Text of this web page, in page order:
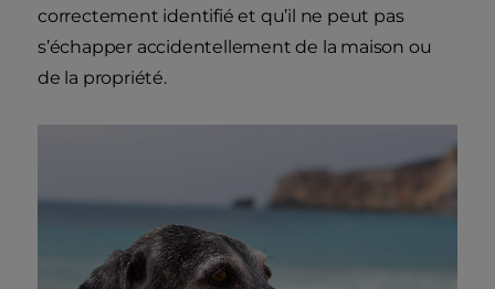
correctement identifié et qu’il ne peut pas
s’échapper accidentellement de la maison ou
de la propriété.